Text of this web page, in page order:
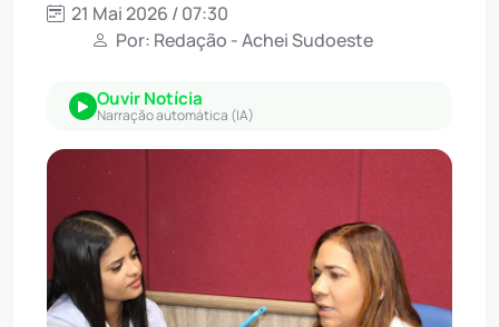
21 Mai 2026 / 07:30
Por: Redação - Achei Sudoeste
Ouvir Notícia
Narração automática (IA)